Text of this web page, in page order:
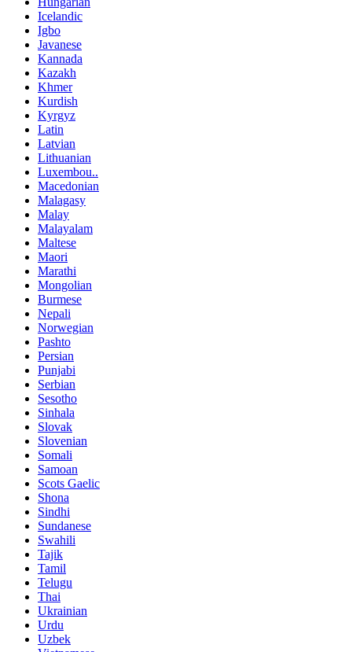
Icelandic
Igbo
Javanese
Kannada
Kazakh
Khmer
Kurdish
Kyrgyz
Latin
Latvian
Lithuanian
Luxembou..
Macedonian
Malagasy
Malay
Malayalam
Maltese
Maori
Marathi
Mongolian
Burmese
Nepali
Norwegian
Pashto
Persian
Punjabi
Serbian
Sesotho
Sinhala
Slovak
Slovenian
Somali
Samoan
Scots Gaelic
Shona
Sindhi
Sundanese
Swahili
Tajik
Tamil
Telugu
Thai
Ukrainian
Urdu
Uzbek